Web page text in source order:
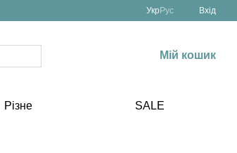
Укр Рус Вхід
Мій кошик
Різне SALE